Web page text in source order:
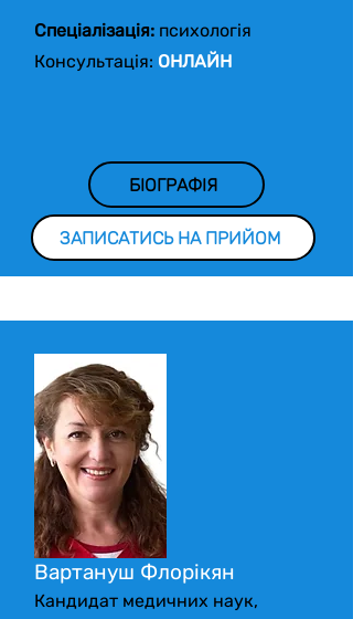
Спеціалізація: психологія
​Консультація: ОНЛАЙН
БІОГРАФІЯ
ЗАПИСАТИСЬ НА ПРИЙОМ
Вартануш Флорікян
Кандидат медичних наук,